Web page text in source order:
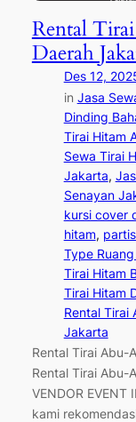
Rental
Daerah
Des 12,
in Jasa
Dinding
Tirai Hitam
Sewa Tirai
Jakarta,
Senayan
kursi cover
hitam,
Type
Tirai Hitam
Tirai Hitam
Rental Tirai
Jakarta
Rental Tirai Abu-
Rental Tirai Abu-
VENDOR
kami